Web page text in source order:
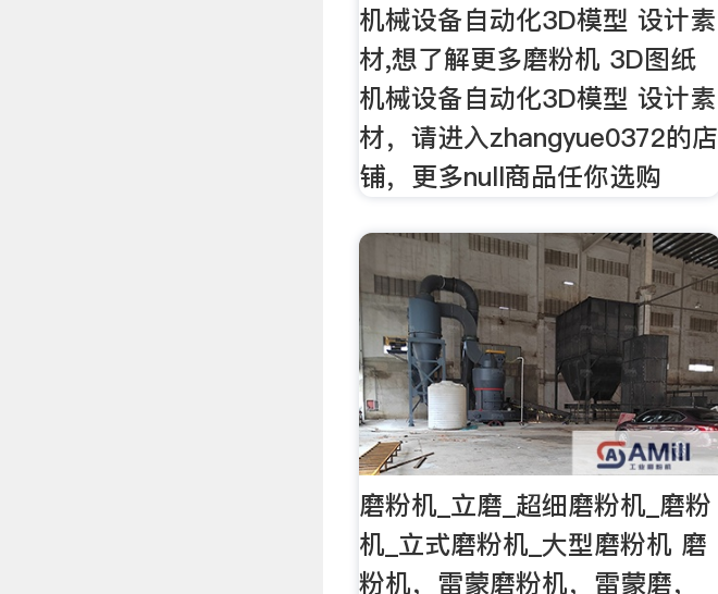
机械设备自动化3D模型 设计素
材,想了解更多磨粉机 3D图纸
机械设备自动化3D模型 设计素
材，请进入zhangyue0372的店
铺，更多null商品任你选购
磨粉机_立磨_超细磨粉机_磨粉
机_立式磨粉机_大型磨粉机 磨
粉机，雷蒙磨粉机，雷蒙磨，